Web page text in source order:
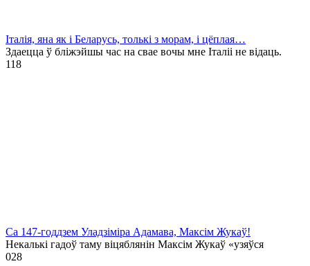
Італія, яна як і Беларусь, толькі з морам, і цёплая…
Здаецца ў бліжэйшы час на свае вочы мне Італіі не відаць.
118
Са 147-годдзем Уладзіміра Адамава, Максім Жукаў!
Некалькі гадоў таму віцяблянін Максім Жукаў «узяўся
028